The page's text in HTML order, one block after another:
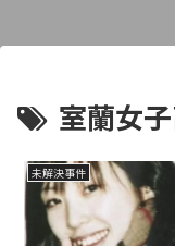
室蘭女
未解決事件